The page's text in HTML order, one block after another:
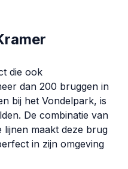
die ook
dan 200 bruggen in
bij het Vondelpark, is
De combinatie van
maakt deze brug
in zijn omgeving